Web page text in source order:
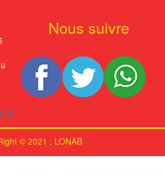
Nous suivre
© 2021 : LONAB